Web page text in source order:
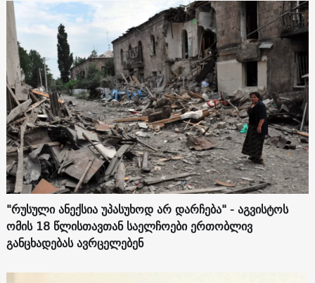
"რუსული ანექსია უპასუხოდ არ დარჩება" - აგვისტოს
ომის 18 წლისთავთან საელჩოები ერთობლივ
განცხადებას ავრცელებენ